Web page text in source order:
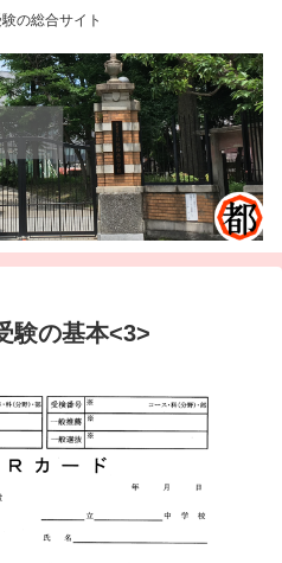
の総合サイト
験の基本<3>